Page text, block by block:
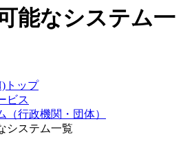
能なシステム一
トップ
ビス
行政機関・団体）
ステム一覧